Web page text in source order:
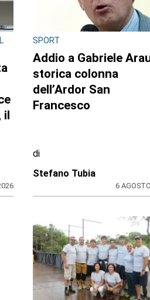
CONSIGLIO REGIONALE
A Palazzo Lascaris la
mostra “Romano
Gazzera. Nel regno dei
di
Redazione CRP